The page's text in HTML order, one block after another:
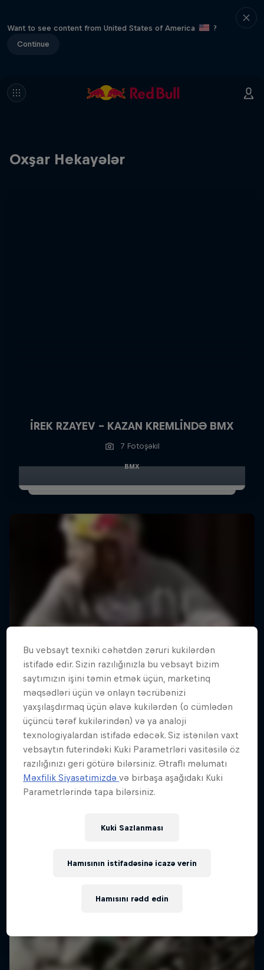
Want to see content from United States of America
?
Continue
Oxşar Hekayələr
İREK RZAYEV – KAZAN KREMLİNDƏ BMX
7 Fotoşəkil
BMX
Bu vebsayt texniki cəhətdən zəruri kukilərdən
istifadə edir. Sizin razılığınızla bu vebsayt bizim
saytımızın işini təmin etmək üçün, marketinq
məqsədləri üçün və onlayn təcrübənizi
yaxşılaşdırmaq üçün əlavə kukilərdən (o cümlədən
üçüncü tərəf kukilərindən) və ya analoji
texnologiyalardan istifadə edəcək. Siz istənilən vaxt
vebsaytın futerindəki Kuki Parametrləri vasitəsilə öz
razılığınızı geri götürə bilərsiniz. Ətraflı məlumatı
Məxfilik Siyasətimizdəvə birbaşa aşağıdakı Kuki
Parametrlərində tapa bilərsiniz.
Kuki Sazlanması
Hamısını rədd edin
Hamısının istifadəsinə icazə verin